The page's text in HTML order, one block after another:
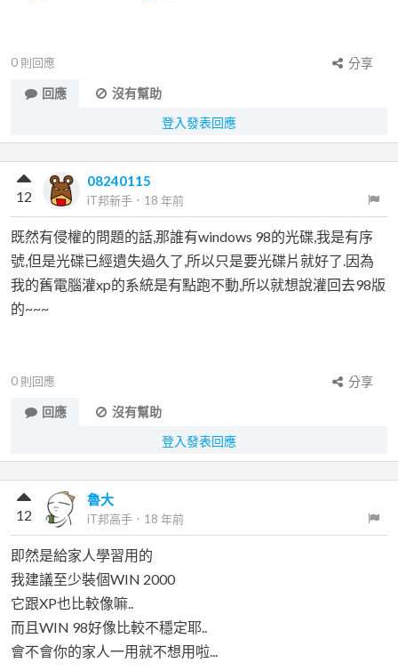
0 則回應
分享
回應
沒有幫助
登入發表回應
08240115
iT邦新手 ． 18 年前
12
既然有侵權的問題的話,那誰有windows 98的光碟,我是有序
號,但是光碟已經遺失過久了,所以只是要光碟片就好了.因為
我的舊電腦灌xp的系統是有點跑不動,所以就想說灌回去98版
的~~~
0 則回應
分享
回應
沒有幫助
登入發表回應
魯大
iT邦高手 ． 18 年前
12
即然是給家人學習用的
我建議至少裝個WIN 2000
它跟XP也比較像嘛..
而且WIN 98好像比較不穩定耶..
會不會你的家人一用就不想用啦...